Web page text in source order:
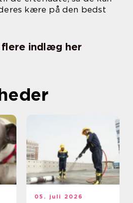
kære på den bedst
indlæg her
05. juli 2026